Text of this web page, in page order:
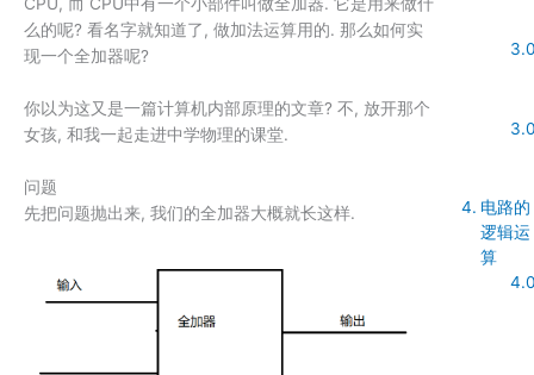
CPU, 而 CPU中有一个小部件叫做全加器. 它是用来做什
么的呢? 看名字就知道了, 做加法运算用的. 那么如何实
现一个全加器呢?
你以为这又是一篇计算机内部原理的文章? 不, 放开那个
女孩, 和我一起走进中学物理的课堂.
问题
先把问题抛出来, 我们的全加器大概就长这样.
电路的
逻辑运
算